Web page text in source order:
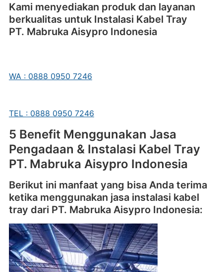
Kami menyediakan produk dan layanan
berkualitas untuk Instalasi Kabel Tray
PT. Mabruka Aisypro Indonesia
WA : 0888 0950 7246
TEL : 0888 0950 7246
5 Benefit Menggunakan Jasa
Pengadaan & Instalasi Kabel Tray
PT. Mabruka Aisypro Indonesia
Berikut ini manfaat yang bisa Anda terima
ketika menggunakan jasa instalasi kabel
tray dari PT. Mabruka Aisypro Indonesia: